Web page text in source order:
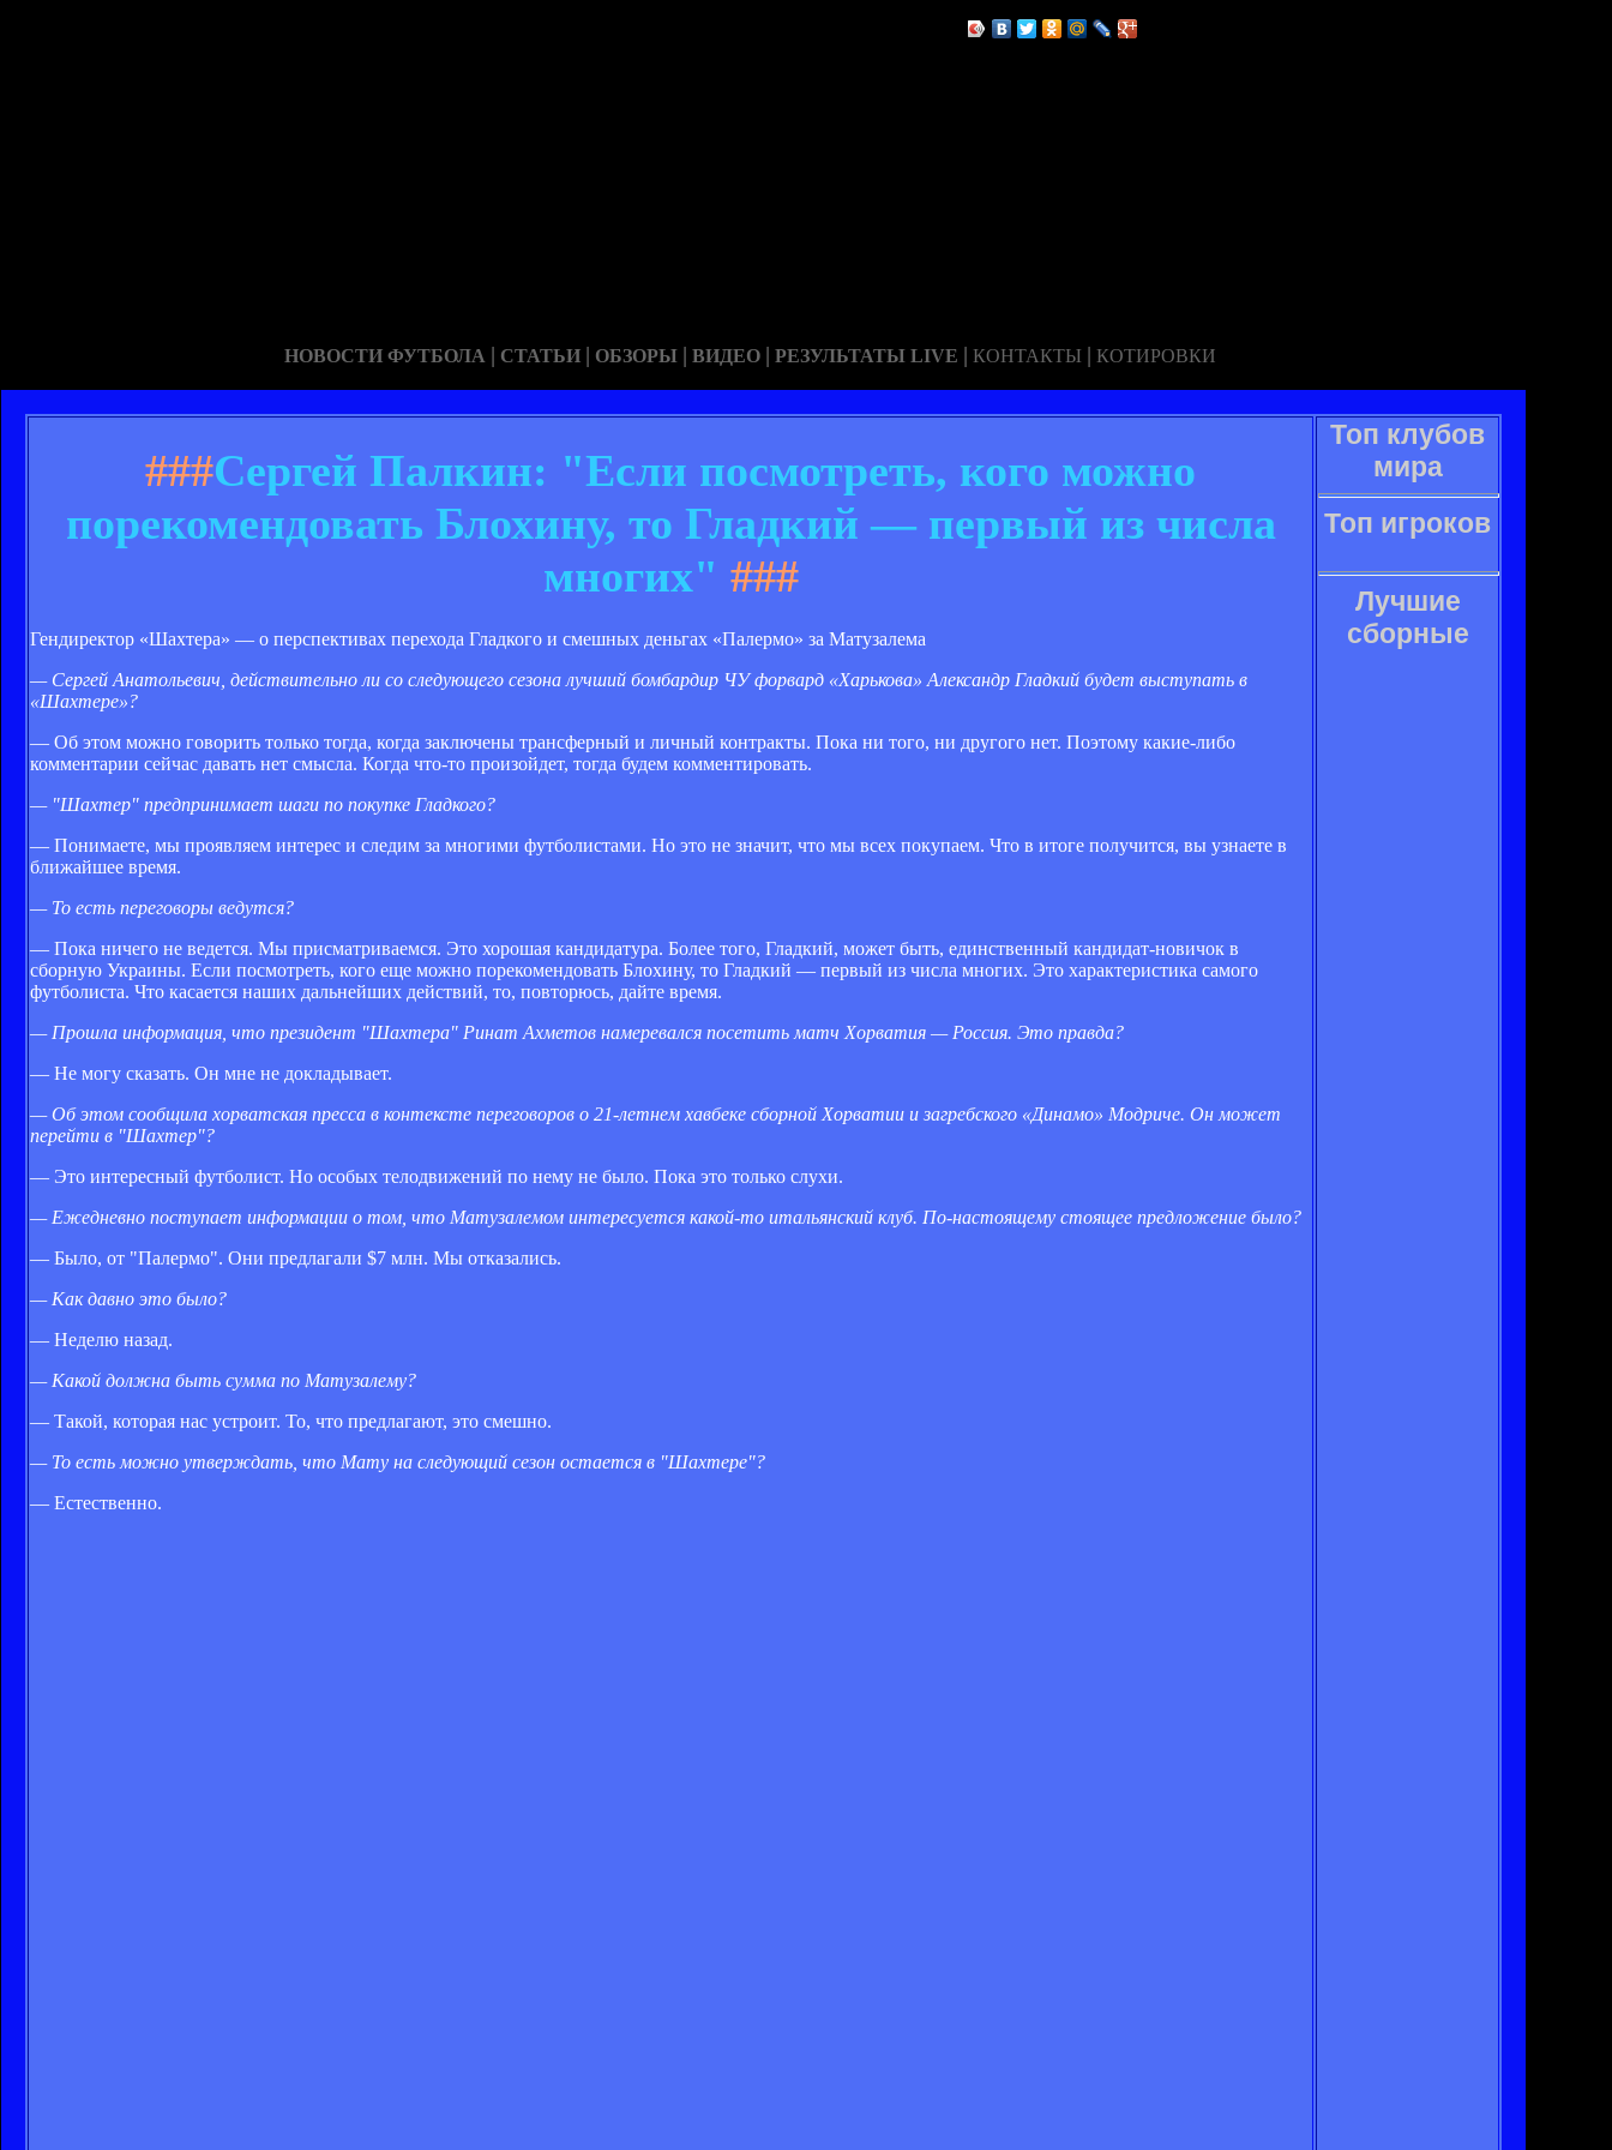
НОВОСТИ ФУТБОЛА | СТАТЬИ | ОБЗОРЫ | ВИДЕО | РЕЗУЛЬТАТЫ LIVE | КОНТАКТЫ | КОТИРОВКИ
###Сергей Палкин: "Если посмотреть, кого можно
порекомендовать Блохину, то Гладкий — первый из числа
многих" ###
Гендиректор «Шахтера» — о перспективах перехода Гладкого и смешных деньгах «Палермо» за Матузалема
— Сергей Анатольевич, действительно ли со следующего сезона лучший бомбардир ЧУ форвард «Харькова» Александр Гладкий будет выступать в
«Шахтере»?
— Об этом можно говорить только тогда, когда заключены трансферный и личный контракты. Пока ни того, ни другого нет. Поэтому какие-либо
комментарии сейчас давать нет смысла. Когда что-то произойдет, тогда будем комментировать.
— "Шахтер" предпринимает шаги по покупке Гладкого?
— Понимаете, мы проявляем интерес и следим за многими футболистами. Но это не значит, что мы всех покупаем. Что в итоге получится, вы узнаете в
ближайшее время.
— То есть переговоры ведутся?
— Пока ничего не ведется. Мы присматриваемся. Это хорошая кандидатура. Более того, Гладкий, может быть, единственный кандидат-новичок в
сборную Украины. Если посмотреть, кого еще можно порекомендовать Блохину, то Гладкий — первый из числа многих. Это характеристика самого
футболиста. Что касается наших дальнейших действий, то, повторюсь, дайте время.
— Прошла информация, что президент "Шахтера" Ринат Ахметов намеревался посетить матч Хорватия — Россия. Это правда?
— Не могу сказать. Он мне не докладывает.
— Об этом сообщила хорватская пресса в контексте переговоров о 21-летнем хавбеке сборной Хорватии и загребского «Динамо» Модриче. Он может
перейти в "Шахтер"?
— Это интересный футболист. Но особых телодвижений по нему не было. Пока это только слухи.
— Ежедневно поступает информации о том, что Матузалемом интересуется какой-то итальянский клуб. По-настоящему стоящее предложение было?
— Было, от "Палермо". Они предлагали $7 млн. Мы отказались.
— Как давно это было?
— Неделю назад.
— Какой должна быть сумма по Матузалему?
— Такой, которая нас устроит. То, что предлагают, это смешно.
— То есть можно утверждать, что Мату на следующий сезон остается в "Шахтере"?
— Естественно.
Топ клубов
мира
Топ игроков
Лучшие
сборные